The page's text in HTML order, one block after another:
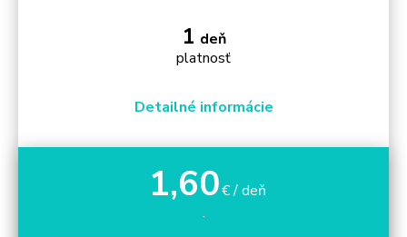
1 deň
platnosť
Detailné informácie
1,60€ / deň
.